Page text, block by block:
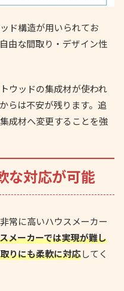
ド構造が用いられてお
由な間取り・デザイン性
ウッドの集成材が使われ
らは不安が残ります。追
成材へ変更することを強
な対応が可能
常に高いハウスメーカー
メーカーでは実現が難し
りにも柔軟に対応してく